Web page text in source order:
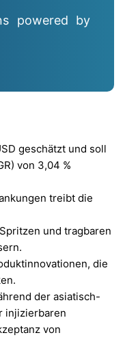
powered by
geschätzt und soll
von 3,04 %
treibt die
und tragbaren
die
der asiatisch-
injizierbaren
von